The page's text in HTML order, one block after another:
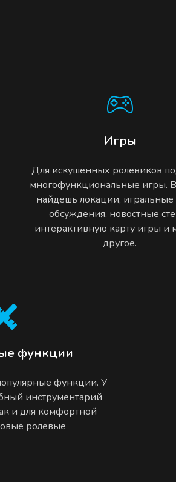
Игры
Для искушенных ролевиков
многофункциональные игры.
найдешь локации, игральные
обсуждения, новостные
интерактивную карту игры и
другое.
функции
функции. У
инструментарий
и для комфортной
ролевые